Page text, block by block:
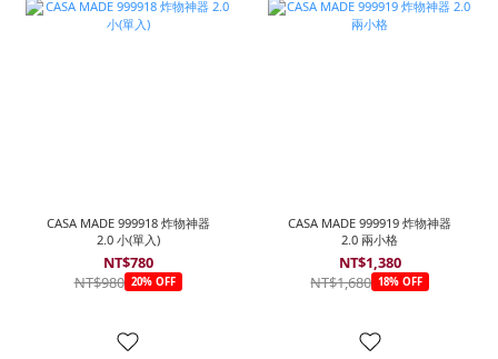
CASA MADE 999918 炸物神器
2.0 小(單入)
NT$780
NT$980 20% OFF
CASA MADE 999919 炸物神器
2.0 兩小格
NT$1,380
NT$1,680 18% OFF